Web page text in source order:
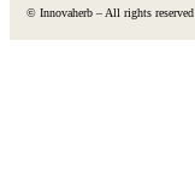
© Innovaherb – All rights reserved